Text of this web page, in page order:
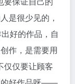
是很少见的，
好的作品，自
作，是需要用
仅仅要让顾客